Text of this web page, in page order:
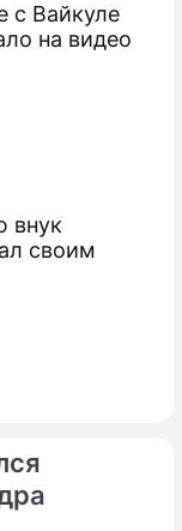
с Вайкуле
на видео
внук
своим